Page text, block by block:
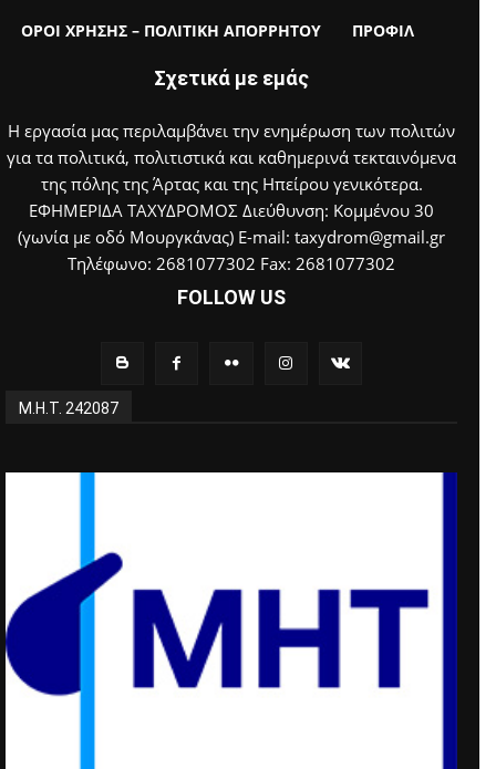
ΟΡΟΙ ΧΡΗΣΗΣ – ΠΟΛΙΤΙΚΗ ΑΠΟΡΡΗΤΟΥ ΠΡΟΦΙΛ
Σχετικά με εμάς
Η εργασία μας περιλαμβάνει την ενημέρωση των πολιτών
για τα πολιτικά, πολιτιστικά και καθημερινά τεκταινόμενα
της πόλης της Άρτας και της Ηπείρου γενικότερα.
ΕΦΗΜΕΡΙΔΑ ΤΑΧΥΔΡΟΜΟΣ Διεύθυνση: Κομμένου 30
(γωνία με οδό Μουργκάνας) E-mail: taxydrom@gmail.gr
Τηλέφωνο: 2681077302 Fax: 2681077302
FOLLOW US
Μ.Η.Τ. 242087